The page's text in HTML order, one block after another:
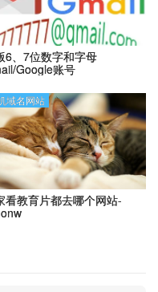
6、7位数字和字母
Google账号
看教育片都去哪个网站-
域名网站